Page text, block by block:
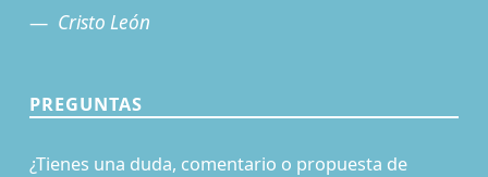
Cristo León
PREGUNTAS
¿Tienes una duda, comentario o propuesta de